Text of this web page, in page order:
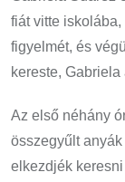
fiát vitte
figyelmét, és
kereste,
Az első néhány
összegyűlt
elkezdjék